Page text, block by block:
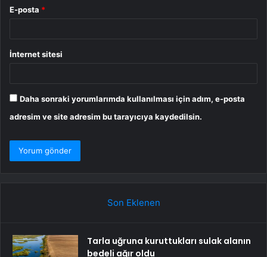
E-posta *
İnternet sitesi
Daha sonraki yorumlarımda kullanılması için adım, e-posta
adresim ve site adresim bu tarayıcıya kaydedilsin.
Son Eklenen
Tarla uğruna kuruttukları sulak alanın
bedeli ağır oldu